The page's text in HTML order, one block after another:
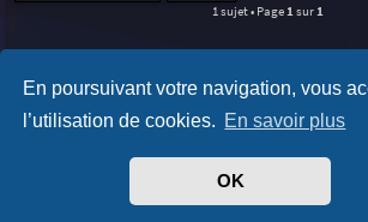
En poursuivant votre navigation, vous
l’utilisation de cookies. En savoir plus
OK
1 sujet • Page1sur1
Accueil Index du forum
Purplexion style byIan Bradley
phpBB® Forum Software ©
Traduit parphpBB-fr.com